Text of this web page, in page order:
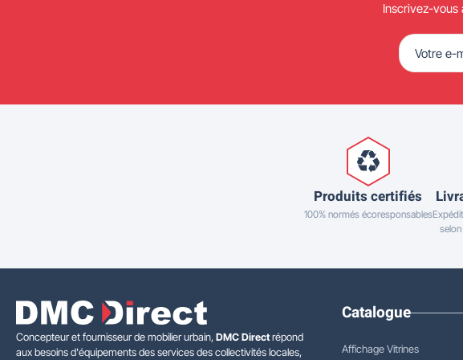
Inscrivez-vous
Produits certifiés
100% normés écoresponsables
Concepteur et fournisseur de mobilier urbain, DMC Directrépond
aux besoins d'équipements des services des collectivités locales,
Catalogue
Affichage Vitrines